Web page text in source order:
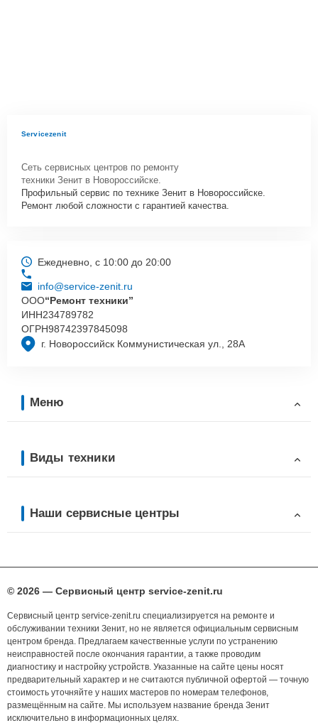
Servicezenit
Сеть сервисных центров по ремонту
техники Зенит в Новороссийске.
Профильный сервис по технике Зенит в Новороссийске.
Ремонт любой сложности с гарантией качества.
г. Новороссийск Коммунистическая ул., 28А
Ежедневно, с 10:00 до 20:00
info@service-zenit.ru
ООО“Ремонт техники”
ИНН234789782
ОГРН98742397845098
Меню
Виды техники
Наши сервисные центры
© 2026 — Сервисный центр service-zenit.ru
Сервисный центр service-zenit.ru специализируется на ремонте и
обслуживании техники Зенит, но не является официальным сервисным
центром бренда. Предлагаем качественные услуги по устранению
неисправностей после окончания гарантии, а также проводим
диагностику и настройку устройств. Указанные на сайте цены носят
предварительный характер и не считаются публичной офертой — точную
стоимость уточняйте у наших мастеров по номерам телефонов,
размещённым на сайте. Мы используем название бренда Зенит
исключительно в информационных целях.